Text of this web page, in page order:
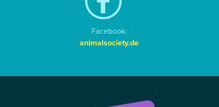
Facebook:
animalsociety.de